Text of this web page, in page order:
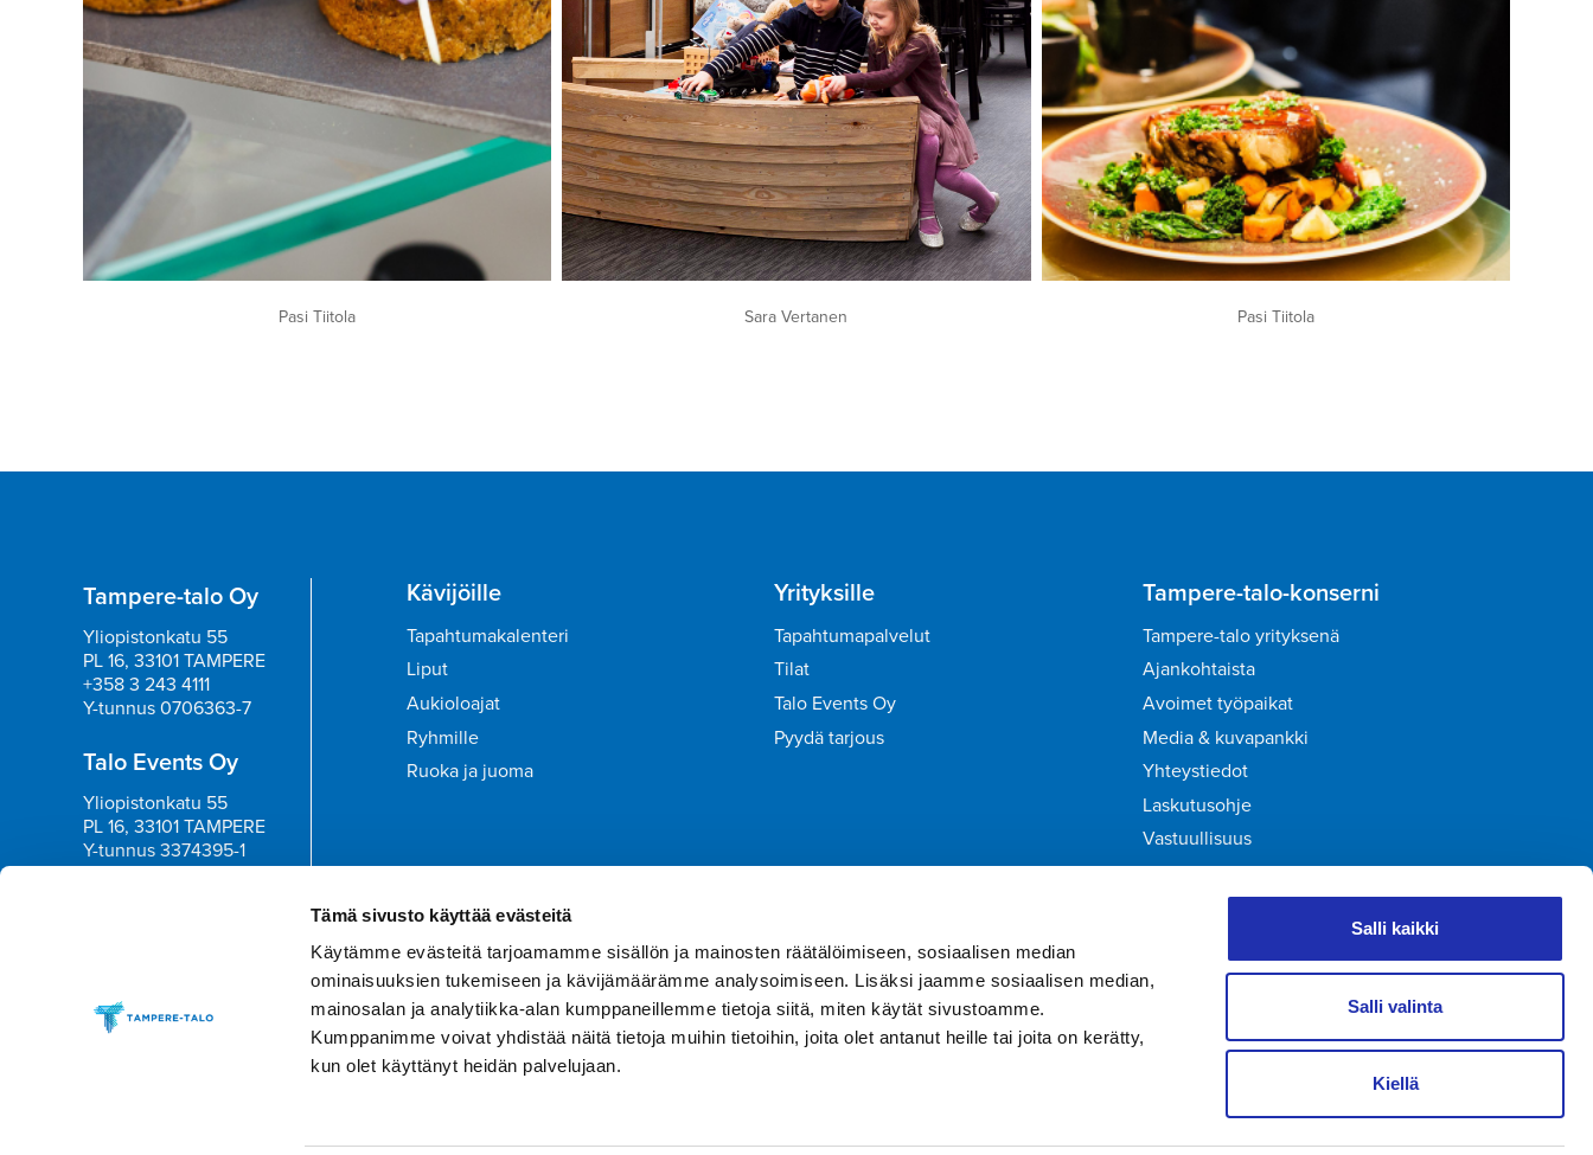
Tämä sivusto käyttää evästeitä
Käytämme evästeitä tarjoamamme sisällön ja mainosten räätälöimiseen, sosiaalisen median
ominaisuuksien tukemiseen ja kävijämäärämme analysoimiseen. Lisäksi jaamme sosiaalisen median,
mainosalan ja analytiikka-alan kumppaneillemme tietoja siitä, miten käytät sivustoamme.
Kumppanimme voivat yhdistää näitä tietoja muihin tietoihin, joita olet antanut heille tai joita on kerätty,
kun olet käyttänyt heidän palvelujaan.
Salli kaikki
Salli valinta
Kiellä
Pasi Tiitola Sara Vertanen Pasi Tiitola
Tampere-talo Oy
Yliopistonkatu 55
PL 16, 33101 TAMPERE
+358 3 243 4111
Y-tunnus 0706363-7
Talo Events Oy
Yliopistonkatu 55
PL 16, 33101 TAMPERE
Y-tunnus 3374395-1
Kävijöille
Tapahtumakalenteri
Liput
Aukioloajat
Ryhmille
Ruoka ja juoma
Yrityksille
Tapahtumapalvelut
Tilat
Talo Events Oy
Pyydä tarjous
Tampere-talo-konserni
Tampere-talo yrityksenä
Ajankohtaista
Avoimet työpaikat
Media & kuvapankki
Yhteystiedot
Laskutusohje
Vastuullisuus
Tilaa uutiskirje